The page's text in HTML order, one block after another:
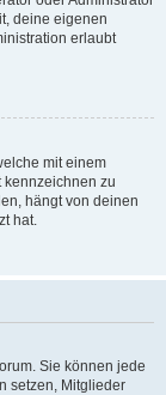
deine eigenen
erlaubt
mit einem
kennzeichnen zu
hängt von deinen
hat.
Sie können jede
setzen, Mitglieder